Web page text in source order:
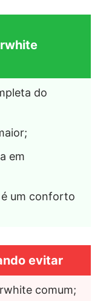
do
em
um conforto
evitar
comum;